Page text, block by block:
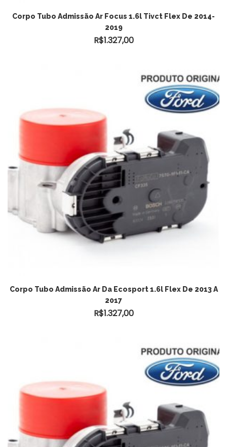
Corpo Tubo Admissão Ar Focus 1.6l Tivct Flex De 2014-
2019
R$1.327,00
Corpo Tubo Admissão Ar Da Ecosport 1.6l Flex De 2013 A
2017
R$1.327,00